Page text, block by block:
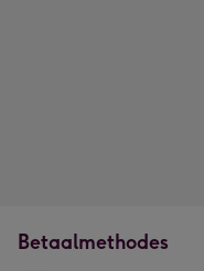
Betaalmethodes